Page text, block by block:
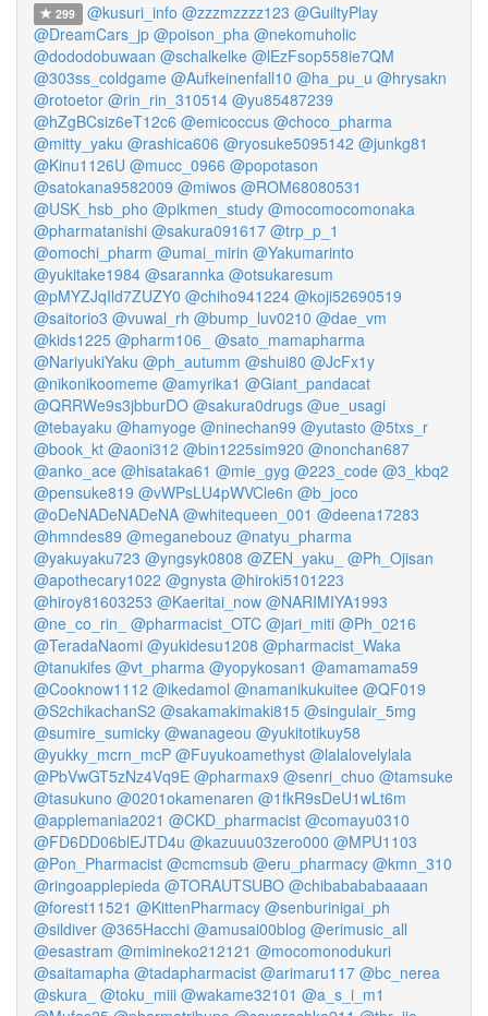
299 @kusuri_info @zzzmzzzz123 @GuiltyPlay
@DreamCars_jp @poison_pha @nekomuholic
@dododobuwaan @schalkelke @lEzFsop558ie7QM
@303ss_coldgame @Aufkeinenfall10 @ha_pu_u @hrysakn
@rotoetor @rin_rin_310514 @yu85487239
@hZgBCsiz6eT12c6 @emicoccus @choco_pharma
@mitty_yaku @rashica606 @ryosuke5095142 @junkg81
@Kinu1126U @mucc_0966 @popotason
@satokana9582009 @miwos @ROM68080531
@USK_hsb_pho @pikmen_study @mocomocomonaka
@pharmatanishi @sakura091617 @trp_p_1
@omochi_pharm @umai_mirin @Yakumarinto
@yukitake1984 @sarannka @otsukaresum
@pMYZJqIld7ZUZY0 @chiho941224 @koji52690519
@saitorio3 @vuwal_rh @bump_luv0210 @dae_vm
@kids1225 @pharm106_
@sato_mamapharma
@NariyukiYaku @ph_autumm @shui80 @JcFx1y
@nikonikoomeme @amyrika1 @Giant_pandacat
@QRRWe9s3jbburDO @sakura0drugs @ue_usagi
@tebayaku @hamyoge @ninechan99 @yutasto @5txs_r
@book_kt @aoni312 @bin1225sim920 @nonchan687
@anko_ace @hisataka61 @mie_gyg @223_code @3_kbq2
@pensuke819 @vWPsLU4pWVCle6n @b_joco
@oDeNADeNADeNA @whitequeen_001 @deena17283
@hmndes89 @meganebouz @natyu_pharma
@yakuyaku723 @yngsyk0808 @ZEN_yaku_
@Ph_Ojisan
@apothecary1022 @gnysta @hiroki5101223
@hiroy81603253 @Kaeritai_now @NARIMIYA1993
@ne_co_rin_
@pharmacist_OTC @jari_miti @Ph_0216
@TeradaNaomi @yukidesu1208 @pharmacist_Waka
@tanukifes @vt_pharma @yopykosan1 @amamama59
@Cooknow1112 @ikedamol @namanikukuitee @QF019
@S2chikachanS2 @sakamakimaki815 @singulair_5mg
@sumire_sumicky @wanageou @yukitotikuy58
@yukky_mcrn_mcP @Fuyukoamethyst @lalalovelylala
@PbVwGT5zNz4Vq9E @pharmax9 @senri_chuo @tamsuke
@tasukuno @0201okamenaren @1fkR9sDeU1wLt6m
@applemania2021 @CKD_pharmacist @comayu0310
@FD6DD06blEJTD4u @kazuuu03zero000 @MPU1103
@Pon_Pharmacist @cmcmsub @eru_pharmacy @kmn_310
@ringoapplepieda @TORAUTSUBO @chibabababaaaan
@forest11521 @KittenPharmacy @senburinigai_ph
@sildiver @365Hacchi @amusai00blog @erimusic_all
@esastram @mimineko212121 @mocomonodukuri
@saitamapha @tadapharmacist @arimaru117 @bc_nerea
@skura_ @toku_miii @wakame32101 @a_s_i_m1